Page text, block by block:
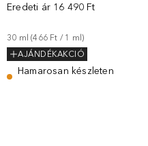
Eredeti ár 16 490 Ft
30 ml (466 Ft / 1 ml)
AJÁNDÉKAKCIÓ
Hamarosan készleten